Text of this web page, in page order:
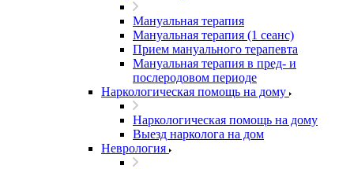
Мануальная терапия
Мануальная терапия (1 сеанс)
Прием мануального терапевта
Мануальная терапия в пред- и
послеродовом периоде
Наркологическая помощь на дому
Наркологическая помощь на дому
Выезд нарколога на дом
Неврология